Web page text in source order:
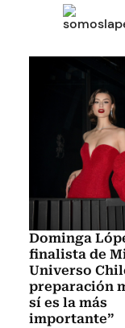
Dominga
finalista de
Universo
preparación
sí es la más
importante”